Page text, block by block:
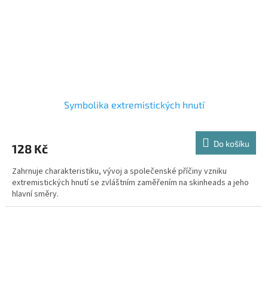
Symbolika extremistických hnutí
128 Kč Do košíku
Zahrnuje charakteristiku, vývoj a společenské příčiny vzniku
extremistických hnutí se zvláštním zaměřením na skinheads a jeho
hlavní směry.